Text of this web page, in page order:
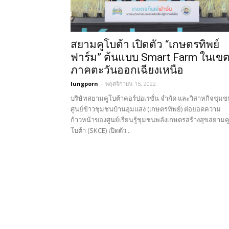
สยามคูโบต้า เปิดตัว “เกษตรทิพย์
ฟาร์ม” ต้นแบบ Smart Farm ในเขต
ภาคตะวันออกเฉียงเหนือ
lungporn - พฤศจิกายน 15, 2022
บริษัทสยามคูโบต้าคอร์ปอเรชั่น จำกัด และวิสาหกิจชุม
ศูนย์ข้าวชุมชนบ้านอุ่มแสง (เกษตรทิพย์) ต่อยอดความ
ก้าวหน้าของศูนย์เรียนรู้ชุมชนพลังเกษตรสร้างสุขสยามคู
โบต้า (SKCE) เปิดตัว...